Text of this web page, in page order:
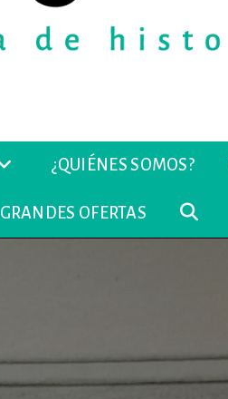
¿QUIÉNES SOMOS?
GRANDES OFERTAS ALTERNAR
LA